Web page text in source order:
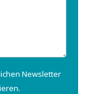
Newsletter